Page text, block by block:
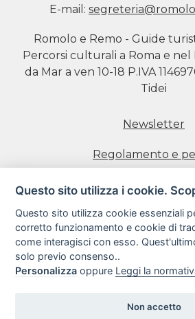
E-mail:
Romolo e Remo - Guide
Percorsi culturali a Roma e nel
da Mar a ven 10-18 P.IVA
Tidei
Newsletter
Regolamento e
Prenotazione
Informativa estesa
Informativa sulla
Condizioni di utilizzo
Questo sito utilizza i cookie.
Questo sito utilizza cookie essenziali
corretto funzionamento e cookie di
come interagisci con esso.
solo previo consenso..
Personalizza oppure Leggi la
Non accetto